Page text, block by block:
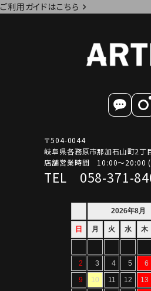
ご利用ガイドはこちら
〒504-0044
岐阜県各務原市那加石山町2
店舗営業時間 10:00～20:00 (
TEL 058-371-